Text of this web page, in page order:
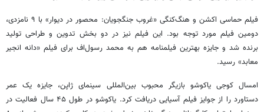
فیلم حماسی اکشن و هنگ‌کنگی «غروب جنگجویان: محصور در دیوار» با ۹ نامزدی،
دومین فیلم مورد توجه بود. این فیلم نیز در دو بخش تدوین و طراحی تولید
برنده شد و جایزه بهترین فیلمنامه هم به محمد رسول‌اف برای فیلم «دانه انجیر
معابد» رسید.
امسال کوجی یاکوشو بازیگر محبوب بین‌المللی سینمای ژاپن، جایزه یک عمر
دستاورد را از جوایز فیلم آسیایی دریافت کرد. یاکوشو در طول ۴۵ سال فعالیت در